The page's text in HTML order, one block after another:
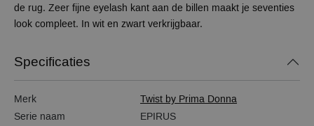
de rug. Zeer fijne eyelash kant aan de billen maakt je seventies
look compleet. In wit en zwart verkrijgbaar.
Specificaties
Merk
Twist by Prima Donna
Serie naam
EPIRUS